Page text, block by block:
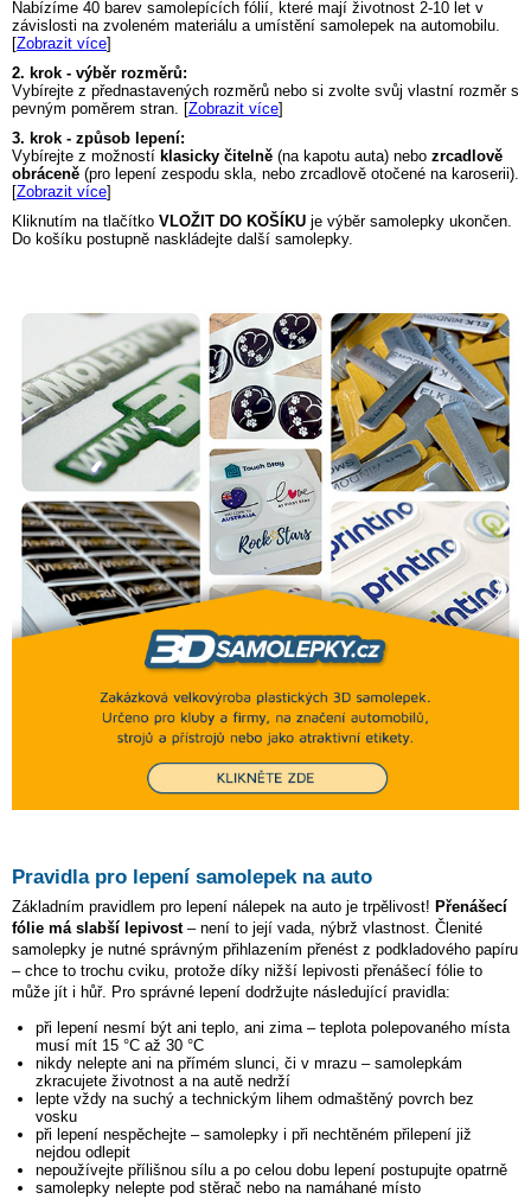
Nabízíme 40 barev samolepících fólií, které mají životnost 2-10 let v
závislosti na zvoleném materiálu a umístění samolepek na automobilu.
[Zobrazit více]
2. krok - výběr rozměrů:
Vybírejte z přednastavených rozměrů nebo si zvolte svůj vlastní rozměr s
pevným poměrem stran. [Zobrazit více]
3. krok - způsob lepení:
Vybírejte z možností klasicky čitelně (na kapotu auta) nebo zrcadlově
obráceně (pro lepení zespodu skla, nebo zrcadlově otočené na karoserii).
[Zobrazit více]
Kliknutím na tlačítko VLOŽIT DO KOŠÍKU je výběr samolepky ukončen.
Do košíku postupně naskládejte další samolepky.
Pravidla pro lepení samolepek na auto
Základním pravidlem pro lepení nálepek na auto je trpělivost! Přenášecí
fólie má slabší lepivost– není to její vada, nýbrž vlastnost. Členité
samolepky je nutné správným přihlazením přenést z podkladového papíru
– chce to trochu cviku, protože díky nižší lepivosti přenášecí fólie to
může jít i hůř. Pro správné lepení dodržujte následující pravidla:
při lepení nesmí být ani teplo, ani zima – teplota polepovaného místa
musí mít 15 °C až 30 °C
nikdy nelepte ani na přímém slunci, či v mrazu – samolepkám
zkracujete životnost a na autě nedrží
lepte vždy na suchý a technickým lihem odmaštěný povrch bez
vosku
při lepení nespěchejte – samolepky i při nechtěném přilepení již
nejdou odlepit
nepoužívejte přílišnou sílu a po celou dobu lepení postupujte opatrně
samolepky nelepte pod stěrač nebo na namáhané místo